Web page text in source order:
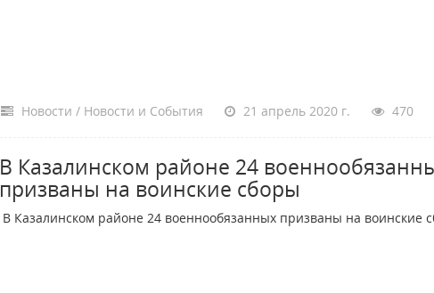
Новости / Новости и События 21 апрель 2020 г. 470
В Казалинском районе 24
призваны на воинские сборы
В Казалинском районе 24 военнообязанных призваны на воинские